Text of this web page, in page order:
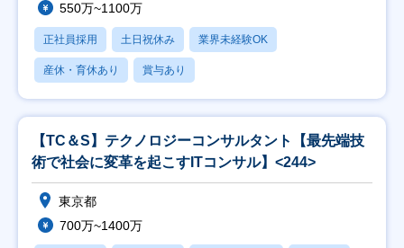
550万~1100万
正社員採用 土日祝休み 業界未経験OK
産休・育休あり 賞与あり
【TC＆S】テクノロジーコンサルタント【最先端技
術で社会に変革を起こすITコンサル】<244>
東京都
700万~1400万